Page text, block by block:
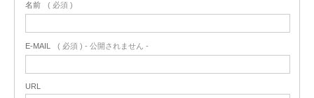
名前 ( 必須 )
E-MAIL ( 必須 ) - 公開されません -
URL